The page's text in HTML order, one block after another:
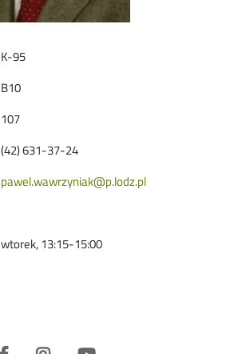
K-95
B10
107
(42) 631-37-24
pawel.wawrzyniak@p.lodz.pl
wtorek, 13:15-15:00